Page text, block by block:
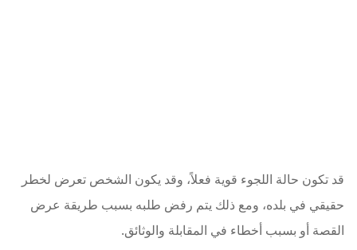
قد تكون حالة اللجوء قوية فعلاً، وقد يكون الشخص تعرض لخطر
حقيقي في بلده، ومع ذلك يتم رفض طلبه بسبب طريقة عرض
القصة أو بسبب أخطاء في المقابلة والوثائق.